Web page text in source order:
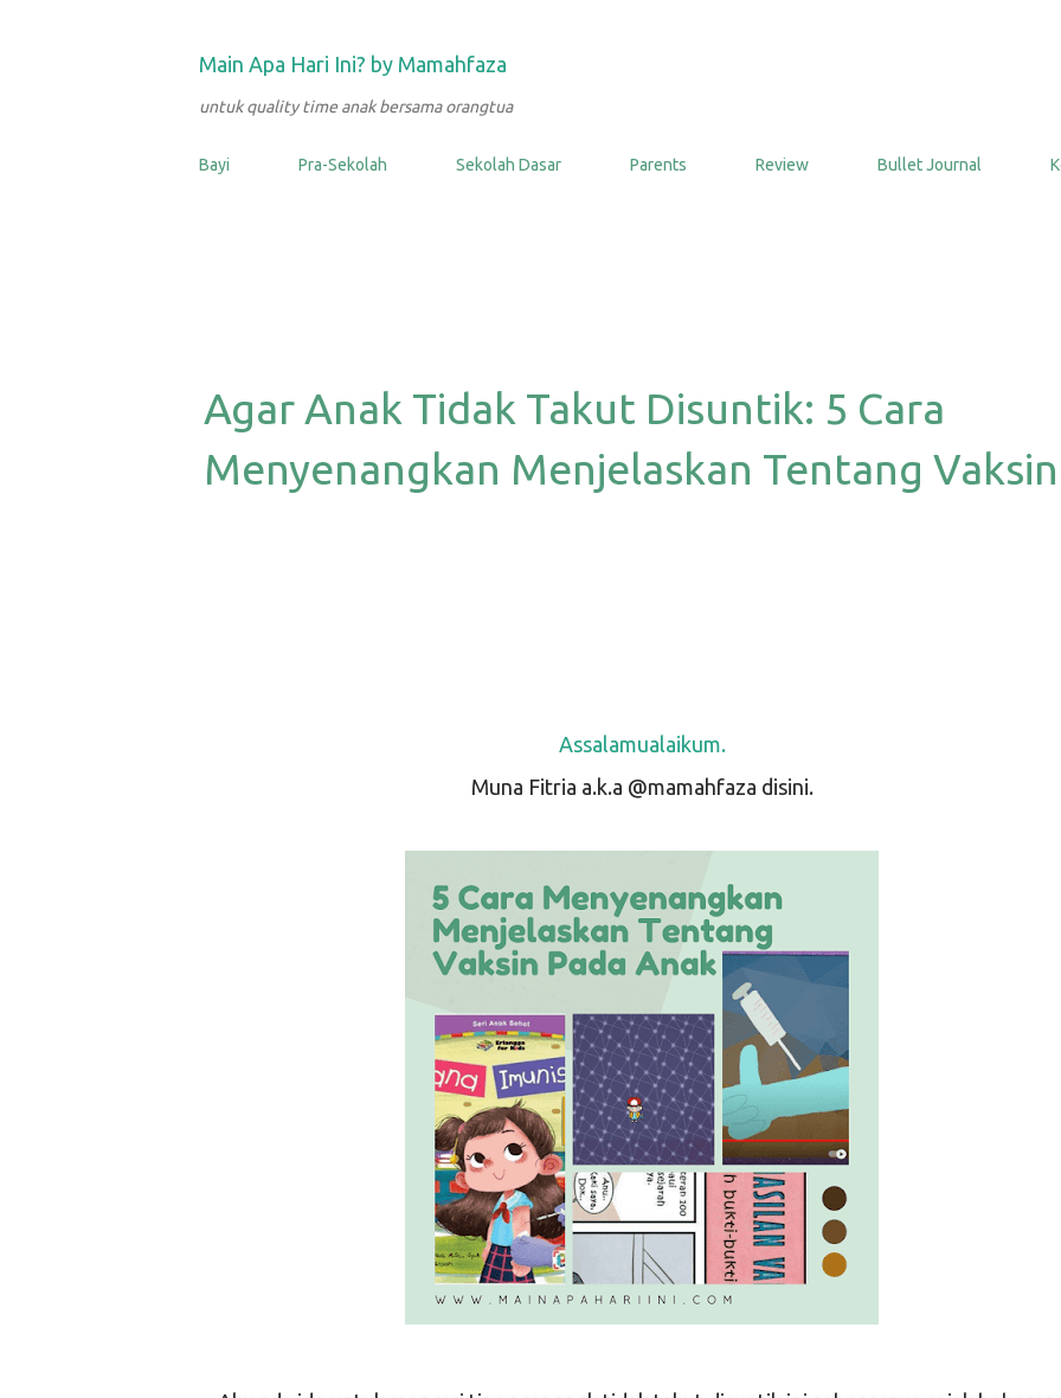
Main Apa Hari Ini? by Mamahfaza
untuk quality time anak bersama orangtua
Bayi Pra-Sekolah Sekolah Dasar Parents Review Bullet Journal
Agar Anak Tidak Takut Disuntik: 5 Cara
Menyenangkan Menjelaskan Tentang Vaksin
Assalamualaikum.
Muna Fitria a.k.a @mamahfaza disini.